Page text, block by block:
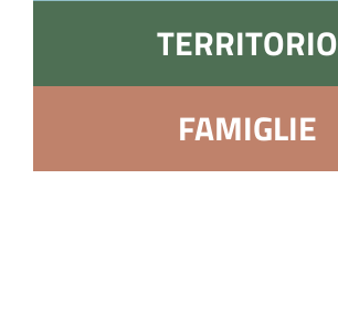
TERRITORIO
FAMIGLIE